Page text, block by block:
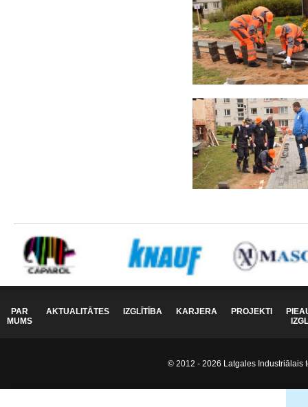
PAR
MUMS
AKTUALITĀTES IZGLĪTĪBA KARJERA PROJEKTI
© 2012 - 2026 Latgales Industriālais